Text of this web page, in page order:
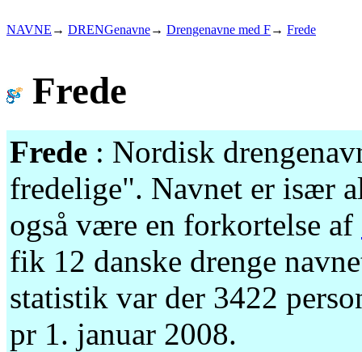
NAVNE → DRENGenavne→ Drengenavne med F→ Frede
Frede
Frede : Nordisk
fredelige". Navnet er især
også være en forkortelse af
fik 12 danske drenge
statistik var der 3422
pr 1. januar 2008.